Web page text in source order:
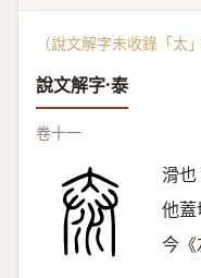
（說文解字未收錄「太
說文解字·泰
卷十一
滑也
他蓋
今《